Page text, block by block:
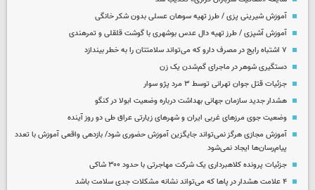
آموزش شیرینی پزی / طرز تهیه سوهان عسلی بدون شکر خانگی
آموزش آشپزی / طرز تهیه دال عدس بوشهری با گوشت قلقلی و تمرهندی
۷ اشتباه رایج در مصرف دارو که می‌تواند سلامتتان را به خطر بیندازد
دستگیری شوهر در ماجرای گم‌شدن یک زن
جزئیات قتل جوان تهرانی توسط ۳ مرد پژو سوار
هشدار جدید سازمان جهانی بهداشت درباره وضعیت ابولا در کنگو
وضعیت جوی مرزهای غربی ایران و شهرهای زیارتی عراق طی دو روز آینده
آموزش مجازی هرگز نمی‌تواند جایگزین آموزش حضوری شود/ بازدهی واقعی آموزش با تعدد
پیام‌رسان‌ها ایجاد نمی‌شود
جزئیات پرونده کلاهبرداری یک شرکت مهاجرتی با حدود ۳۰۰ شاکی
۴ علامت هشدار در پاها که می‌تواند نشانه مشکلات جدی سلامت باشد